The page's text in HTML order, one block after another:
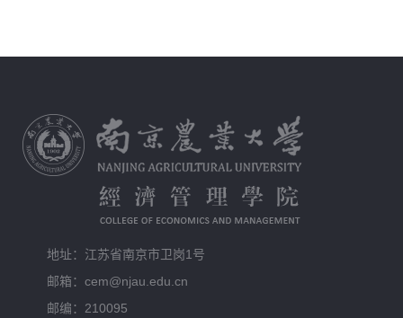
地址：江苏省南京市卫岗1号
邮箱：cem@njau.edu.cn
邮编：210095